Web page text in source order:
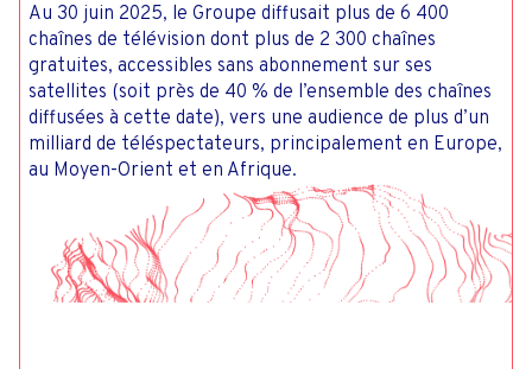
Au 30 juin 2025, le Groupe diffusait plus de 6 400
chaînes de télévision dont plus de 2 300 chaînes
gratuites, accessibles sans abonnement sur ses
satellites (soit près de 40 % de l’ensemble des chaînes
diffusées à cette date), vers une audience de plus d’un
milliard de téléspectateurs, principalement en Europe,
au Moyen-Orient et en Afrique.